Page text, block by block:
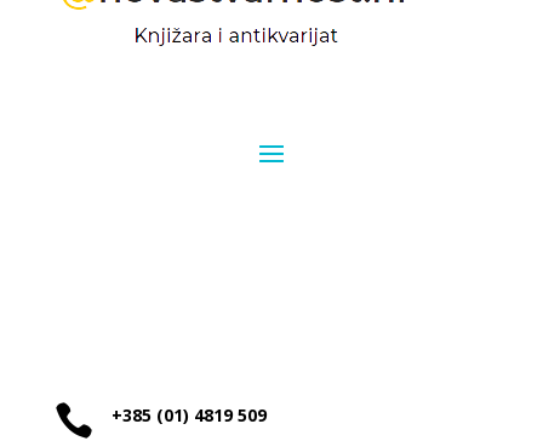
 +385 (01) 4819 509